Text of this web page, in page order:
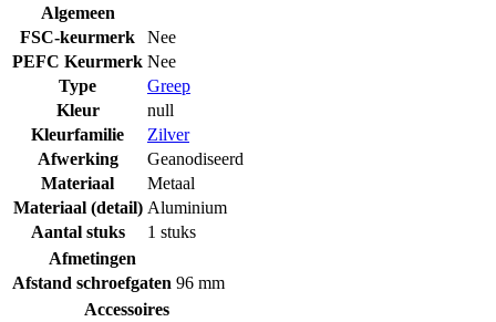
Algemeen
FSC-keurmerk
Nee
PEFC Keurmerk Nee
Type
Greep
Kleur
null
Kleurfamilie
Zilver
Afwerking
Geanodiseerd
Materiaal
Metaal
Materiaal (detail) Aluminium
Aantal stuks
1 stuks
Afmetingen
Afstand schroefgaten 96 mm
Accessoires